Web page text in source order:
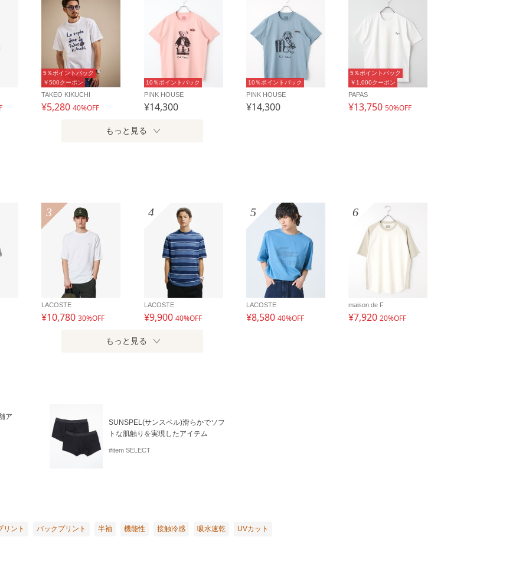
￥500クーポン
5％ポイントバック
TAKEO KIKUCHI
¥5,280 40%OFF
10％ポイントバック
PINK HOUSE
¥14,300
10％ポイントバック
PINK HOUSE
¥14,300
￥1,000クーポン
5％ポイントバック
PAPAS
¥13,750 50%OFF
もっと見る
3
LACOSTE
¥10,78030%OFF
4
LACOSTE
¥9,900 40%OFF
5
LACOSTE
¥8,580 40%OFF
6
maison de F
¥7,920 20%OFF
もっと見る
ア
SUNSPEL(サンスペル)滑らかでソフ
トな肌触りを実現したアイテム
#item SELECT
リント バックプリント 半袖 機能性 接触冷感 吸水速乾 UVカット